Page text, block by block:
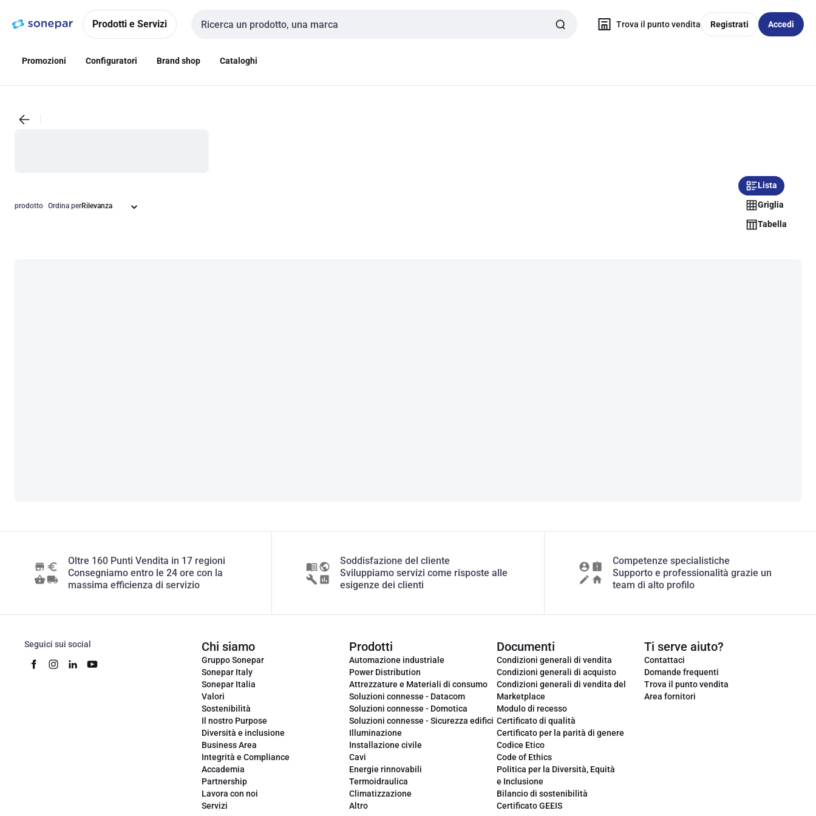
navigazionealla
Prodotti e Servizi
Cerca input
Trova il punto vendita Registrati Accedi
Promozioni Configuratori Brand shop Cataloghi
prodotto Ordina per
Lista
Griglia
Tabella
Oltre 160 Punti Vendita in 17 regioni
Consegniamo entro le 24 ore con la
massima efficienza di servizio
Soddisfazione del cliente
Sviluppiamo servizi come risposte alle
esigenze dei clienti
Competenze specialistiche
Supporto e professionalità grazie un
team di alto profilo
Seguici sui social Chi siamo
Gruppo Sonepar
Sonepar Italy
Sonepar Italia
Valori
Sostenibilità
Il nostro Purpose
Diversità e inclusione
Business Area
Integrità e Compliance
Accademia
Partnership
Lavora con noi
Servizi
Prodotti
Automazione industriale
Power Distribution
Attrezzature e Materiali di consumo
Soluzioni connesse - Datacom
Soluzioni connesse - Domotica
Soluzioni connesse - Sicurezza edifici
Illuminazione
Installazione civile
Cavi
Energie rinnovabili
Termoidraulica
Climatizzazione
Altro
Documenti
Condizioni generali di vendita
Condizioni generali di acquisto
Condizioni generali di vendita del
Marketplace
Modulo di recesso
Certificato di qualità
Certificato per la parità di genere
Codice Etico
Code of Ethics
Politica per la Diversità, Equità
e Inclusione
Bilancio di sostenibilità
Certificato GEEIS
Ti serve aiuto?
Contattaci
Domande frequenti
Trova il punto vendita
Area fornitori